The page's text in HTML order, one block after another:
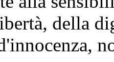
della